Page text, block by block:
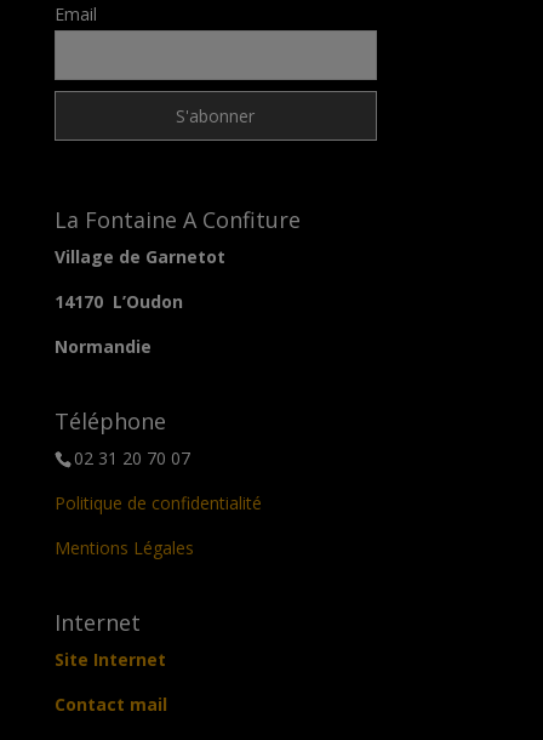
Email
La Fontaine A Confiture
Village de Garnetot
14170 L’Oudon
Normandie
Téléphone
02 31 20 70 07
Politique de confidentialité
Mentions Légales
Internet
Site Internet
Contact mail